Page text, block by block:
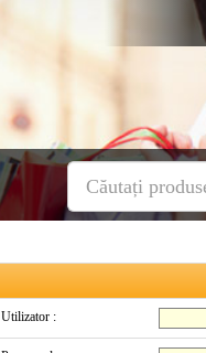
Utilizator :